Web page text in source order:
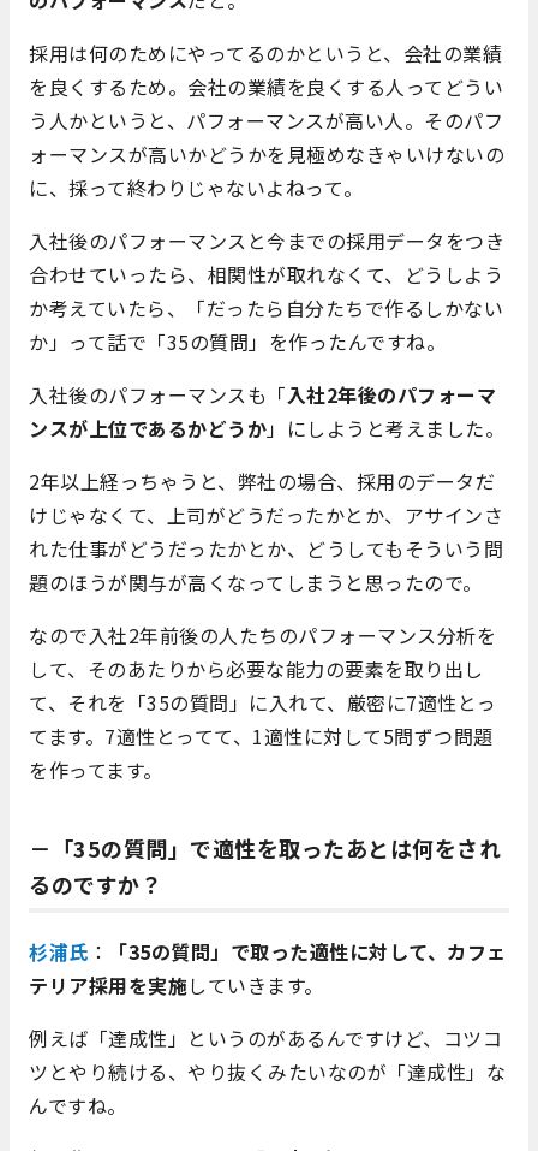
採用は何のためにやってるのかというと、会社の業績
を良くするため。会社の業績を良くする人ってどうい
う人かというと、パフォーマンスが高い人。そのパフ
ォーマンスが高いかどうかを見極めなきゃいけないの
に、採って終わりじゃないよねって。
入社後のパフォーマンスと今までの採用データをつき
合わせていったら、相関性が取れなくて、どうしよう
か考えていたら、「だったら自分たちで作るしかない
か」って話で「35の質問」を作ったんですね。
入社後のパフォーマンスも「入社2年後のパフォーマ
ンスが上位であるかどうか」にしようと考えました。
2年以上経っちゃうと、弊社の場合、採用のデータだ
けじゃなくて、上司がどうだったかとか、アサインさ
れた仕事がどうだったかとか、どうしてもそういう問
題のほうが関与が高くなってしまうと思ったので。
なので入社2年前後の人たちのパフォーマンス分析を
して、そのあたりから必要な能力の要素を取り出し
て、それを「35の質問」に入れて、厳密に7適性とっ
てます。7適性とってて、1適性に対して5問ずつ問題
を作ってます。
－「35の質問」で適性を取ったあとは何をされ
るのですか？
杉浦氏 ：
「35の質問」で取った適性に対して、カフェ
テリア採用を実施していきます。
例えば「達成性」というのがあるんですけど、コツコ
ツとやり続ける、やり抜くみたいなのが「達成性」な
んですね。